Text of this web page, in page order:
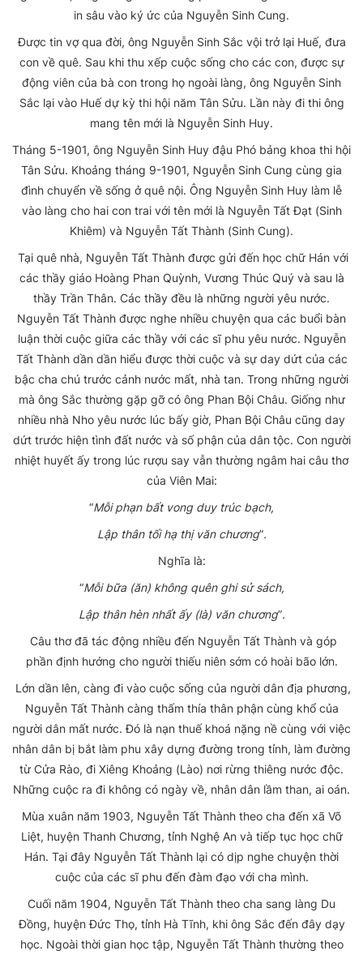
in sâu vào ký ức của Nguyễn Sinh Cung.
Được tin vợ qua đời, ông Nguyễn Sinh Sắc vội trở lại Huế, đưa
con về quê. Sau khi thu xếp cuộc sống cho các con, được sự
động viên của bà con trong họ ngoài làng, ông Nguyễn Sinh
Sắc lại vào Huế dự kỳ thi hội năm Tân Sửu. Lần này đi thi ông
mang tên mới là Nguyễn Sinh Huy.
Tháng 5-1901, ông Nguyễn Sinh Huy đậu Phó bảng khoa thi hội
Tân Sửu. Khoảng tháng 9-1901, Nguyễn Sinh Cung cùng gia
đình chuyển về sống ở quê nội. Ông Nguyễn Sinh Huy làm lễ
vào làng cho hai con trai với tên mới là Nguyễn Tất Đạt (Sinh
Khiêm) và Nguyễn Tất Thành (Sinh Cung).
Tại quê nhà, Nguyễn Tất Thành được gửi đến học chữ Hán với
các thầy giáo Hoàng Phan Quỳnh, Vương Thúc Quý và sau là
thầy Trần Thân. Các thầy đều là những người yêu nước.
Nguyễn Tất Thành được nghe nhiều chuyện qua các buổi bàn
luận thời cuộc giữa các thầy với các sĩ phu yêu nước. Nguyễn
Tất Thành dần dần hiểu được thời cuộc và sự day dứt của các
bậc cha chú trước cảnh nước mất, nhà tan. Trong những người
mà ông Sắc thường gặp gỡ có ông Phan Bội Châu. Giống như
nhiều nhà Nho yêu nước lúc bấy giờ, Phan Bội Châu cũng day
dứt trước hiện tình đất nước và số phận của dân tộc. Con người
nhiệt huyết ấy trong lúc rượu say vẫn thường ngâm hai câu thơ
của Viên Mai:
“Mỗi phạn bất vong duy trúc bạch,
Lập thân tối hạ thị văn chương”.
Nghĩa là:
“Mỗi bữa (ăn) không quên ghi sử sách,
Lập thân hèn nhất ấy (là) văn chương”.
Câu thơ đã tác động nhiều đến Nguyễn Tất Thành và góp
phần định hướng cho người thiếu niên sớm có hoài bão lớn.
Lớn dần lên, càng đi vào cuộc sống của người dân địa phương,
Nguyễn Tất Thành càng thấm thía thân phận cùng khổ của
người dân mất nước. Đó là nạn thuế khoá nặng nề cùng với việc
nhân dân bị bắt làm phu xây dựng đường trong tỉnh, làm đường
từ Cửa Rào, đi Xiêng Khoảng (Lào) nơi rừng thiêng nước độc.
Những cuộc ra đi không có ngày về, nhân dân lầm than, ai oán.
Mùa xuân năm 1903, Nguyễn Tất Thành theo cha đến xã Võ
Liệt, huyện Thanh Chương, tỉnh Nghệ An và tiếp tục học chữ
Hán. Tại đây Nguyễn Tất Thành lại có dịp nghe chuyện thời
cuộc của các sĩ phu đến đàm đạo với cha mình.
Cuối năm 1904, Nguyễn Tất Thành theo cha sang làng Du
Đồng, huyện Đức Thọ, tỉnh Hà Tĩnh, khi ông Sắc đến đây dạy
học. Ngoài thời gian học tập, Nguyễn Tất Thành thường theo